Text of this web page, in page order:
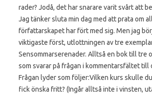
rader? Jodå, det har snarare varit svårt att
Jag tänker sluta min dag med att prata om
författarskapet har fört med sig. Men jag
viktigaste först, utlottningen av tre
Sensommarserenader. Alltså en bok till tre
som svarar på frågan i kommentarsfältet till
Frågan lyder som följer:Vilken kurs skulle
fick önska fritt? (Ingår alltså inte i vinsten,